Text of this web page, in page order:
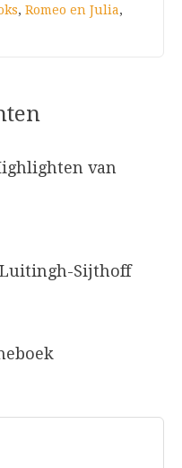
, Romeo en Julia,
van
Sijthoff